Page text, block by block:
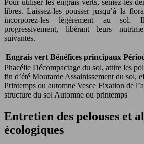
Pour utiliser les engrais verts, semez-les
libres. Laissez-les pousser jusqu’à la
incorporez-les légèrement au sol.
progressivement, libérant leurs
suivantes.
Engrais vert Bénéfices principaux
Phacélie Décompactage du sol, attire les
fin d’été Moutarde Assainissement du sol,
Printemps ou automne Vesce Fixation de
structure du sol Automne ou printemps
Entretien des pelouses et
écologiques